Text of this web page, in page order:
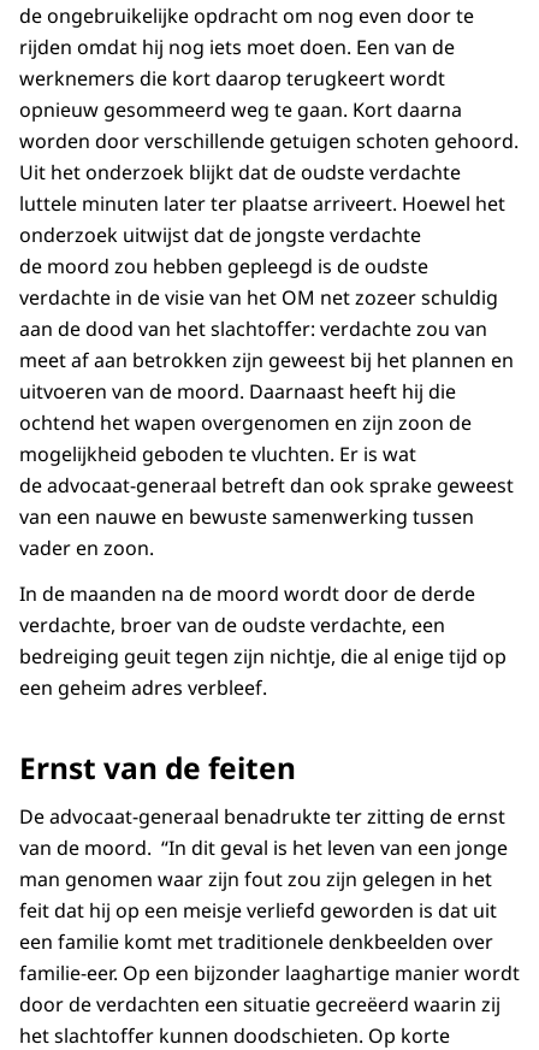
de ongebruikelijke opdracht om nog even door te
rijden omdat hij nog iets moet doen. Een van de
werknemers die kort daarop terugkeert wordt
opnieuw gesommeerd weg te gaan. Kort daarna
worden door verschillende getuigen schoten gehoord.
Uit het onderzoek blijkt dat de oudste verdachte
luttele minuten later ter plaatse arriveert. Hoewel het
onderzoek uitwijst dat de jongste verdachte
de moord zou hebben gepleegd is de oudste
verdachte in de visie van het OM net zozeer schuldig
aan de dood van het slachtoffer: verdachte zou van
meet af aan betrokken zijn geweest bij het plannen en
uitvoeren van de moord. Daarnaast heeft hij die
ochtend het wapen overgenomen en zijn zoon de
mogelijkheid geboden te vluchten. Er is wat
de advocaat-generaal betreft dan ook sprake geweest
van een nauwe en bewuste samenwerking tussen
vader en zoon.
In de maanden na de moord wordt door de derde
verdachte, broer van de oudste verdachte, een
bedreiging geuit tegen zijn nichtje, die al enige tijd op
een geheim adres verbleef.
Ernst van de feiten
De advocaat-generaal benadrukte ter zitting de ernst
van de moord. “In dit geval is het leven van een jonge
man genomen waar zijn fout zou zijn gelegen in het
feit dat hij op een meisje verliefd geworden is dat uit
een familie komt met traditionele denkbeelden over
familie-eer. Op een bijzonder laaghartige manier wordt
door de verdachten een situatie gecreëerd waarin zij
het slachtoffer kunnen doodschieten. Op korte